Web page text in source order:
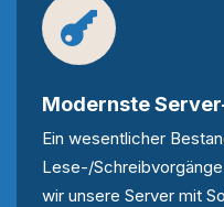
Modernste
Ein wesentlicher
Lese-/
wir unsere Server mit